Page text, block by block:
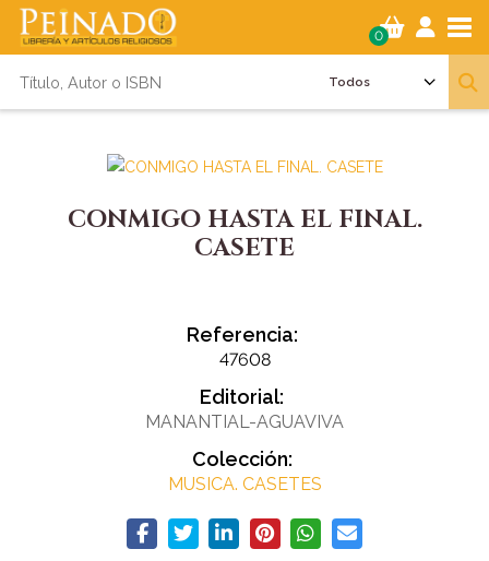
0
CONMIGO HASTA EL FINAL.
CASETE
Referencia:
47608
Editorial:
MANANTIAL-AGUAVIVA
Colección:
MUSICA. CASETES